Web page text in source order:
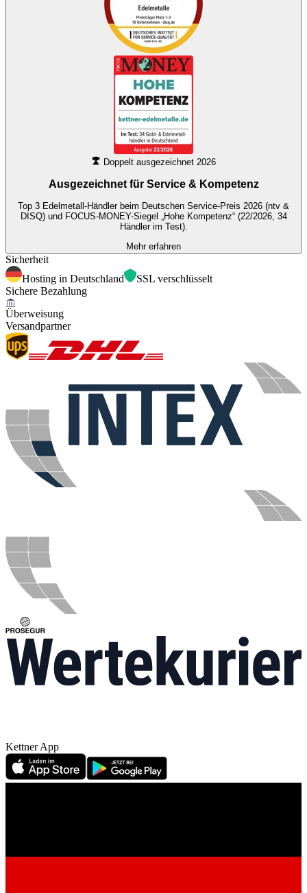
Doppelt ausgezeichnet 2026
Ausgezeichnet für Service & Kompetenz
Top 3 Edelmetall-Händler beim Deutschen Service-Preis 2026 (ntv &
DISQ) und FOCUS-MONEY-Siegel „Hohe Kompetenz“ (22/2026, 34
Händler im Test).
Mehr erfahren
Sicherheit
Hosting in Deutschland
SSL verschlüsselt
Sichere Bezahlung
Überweisung
Versandpartner
Kettner App